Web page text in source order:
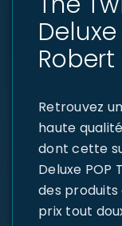
Deluxe
Retrouvez
haute
dont cette
Deluxe POP
des produits
prix tout